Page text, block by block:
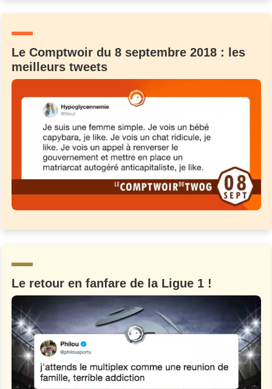
Le Comptwoir du 8 septembre 2018 : les
meilleurs tweets
Le retour en fanfare de la Ligue 1 !
C'EST PARTI